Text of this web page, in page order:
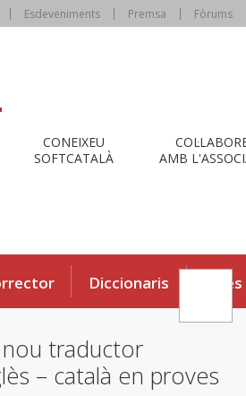
Esdeveniments Premsa Fòrums
CONEIXEU
SOFTCATALÀ
AMB
Diccionaris Eines
traductor
– català en proves